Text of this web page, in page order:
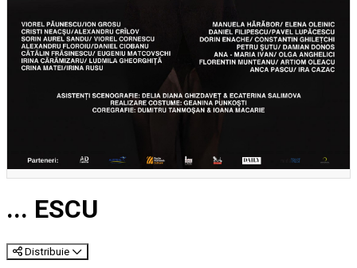
... ESCU
Distribuie